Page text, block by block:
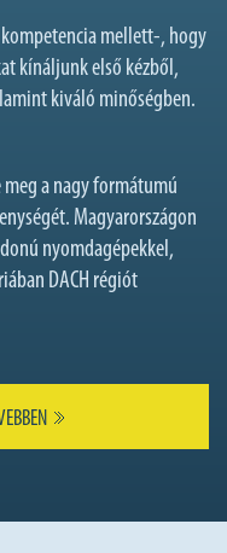
mellett-, hogy
kínáljunk első kézből,
kiváló minőségben.
meg a nagy formátumú
Magyarországon
nyomdagépekkel,
DACH régiót